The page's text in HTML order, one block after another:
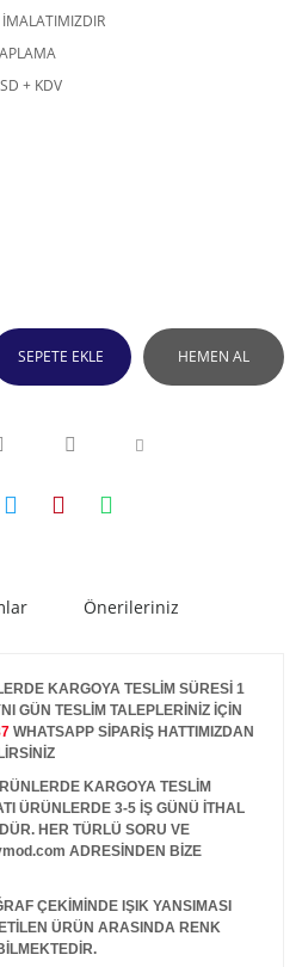
İMALATIMIZDIR
+ KDV
SEPETE EKLE HEMEN AL
Önerileriniz
KARGOYA TESLİM SÜRESİ 1
GÜN TESLİM TALEPLERİNİZ İÇİN
WHATSAPP SİPARİŞ HATTIMIZDAN
KARGOYA TESLİM
ÜRÜNLERDE 3-5 İŞ GÜNÜ İTHAL
HER TÜRLÜ SORU VE
ADRESİNDEN BİZE
ÇEKİMİNDE IŞIK YANSIMASI
ÜRÜN ARASINDA RENK